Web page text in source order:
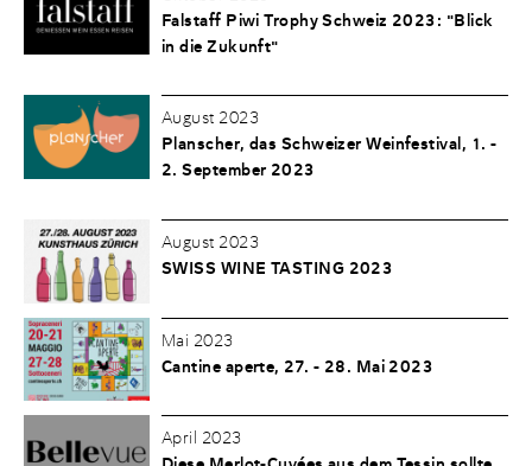
Falstaff Piwi Trophy Schweiz 2023: "Blick
in die Zukunft"
August 2023
Planscher, das Schweizer Weinfestival, 1. -
2. September 2023
August 2023
SWISS WINE TASTING 2023
Mai 2023
Cantine aperte, 27. - 28. Mai 2023
April 2023